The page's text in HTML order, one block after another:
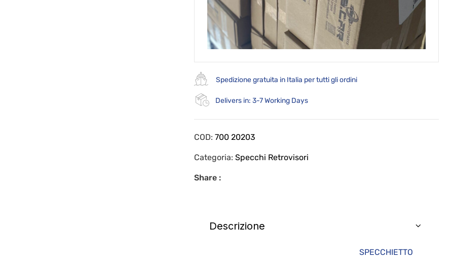
Spedizione gratuita in Italia per tutti gli ordini
Delivers in: 3-7 Working Days
COD:700 20203
Categoria:Specchi Retrovisori
Share :
Descrizione
SPECCHIETTO